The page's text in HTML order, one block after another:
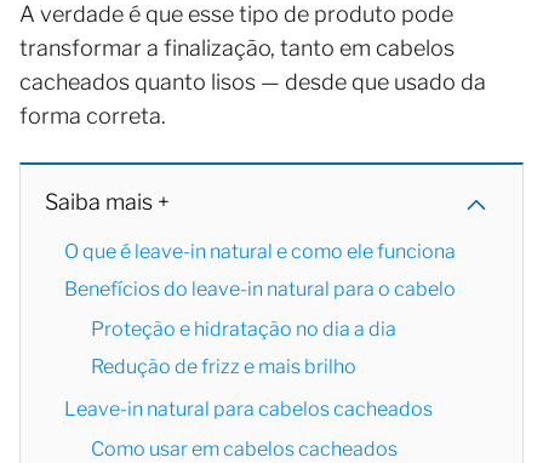
A verdade é que esse tipo de produto pode
transformar a finalização, tanto em cabelos
cacheados quanto lisos — desde que usado da
forma correta.
Saiba mais +
O que é leave-in natural e como ele funciona
Benefícios do leave-in natural para o cabelo
Proteção e hidratação no dia a dia
Redução de frizz e mais brilho
Leave-in natural para cabelos cacheados
Como usar em cabelos cacheados